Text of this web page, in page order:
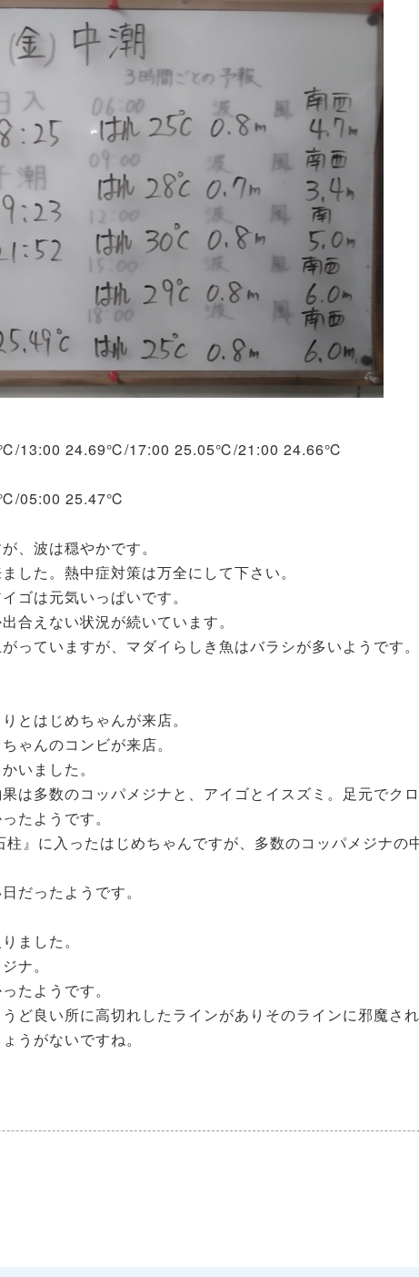
13:00 24.69℃/17:00 25.05℃/21:00 24.66℃
05:00 25.47℃
、波は穏やかです。
した。熱中症対策は万全にして下さい。
ゴは元気いっぱいです。
合えない状況が続いています。
っていますが、マダイらしき魚はバラシが多いようです。
とはじめちゃんが来店。
ゃんのコンビが来店。
いました。
は多数のコッパメジナと、アイゴとイスズミ。足元でク
たようです。
』に入ったはじめちゃんですが、多数のコッパメジナの
だったようです。
ました。
ナ。
たようです。
ど良い所に高切れしたラインがありそのラインに邪魔さ
うがないですね。